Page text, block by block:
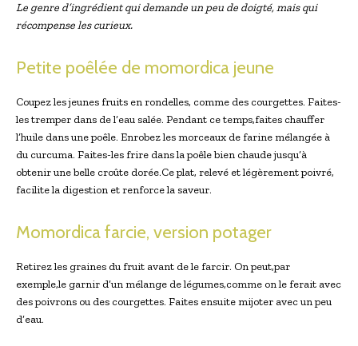
Le genre d’ingrédient qui demande un peu de doigté, mais qui
récompense les curieux.
Petite poêlée de momordica jeune
Coupez les jeunes fruits en rondelles, comme des courgettes. Faites-
les tremper dans de l’eau salée. Pendant ce temps,faites chauffer
l’huile dans une poêle. Enrobez les morceaux de farine mélangée à
du curcuma. Faites-les frire dans la poêle bien chaude jusqu’à
obtenir une belle croûte dorée.Ce plat, relevé et légèrement poivré,
facilite la digestion et renforce la saveur.
Momordica farcie, version potager
Retirez les graines du fruit avant de le farcir. On peut,par
exemple,le garnir d’un mélange de légumes,comme on le ferait avec
des poivrons ou des courgettes. Faites ensuite mijoter avec un peu
d’eau.